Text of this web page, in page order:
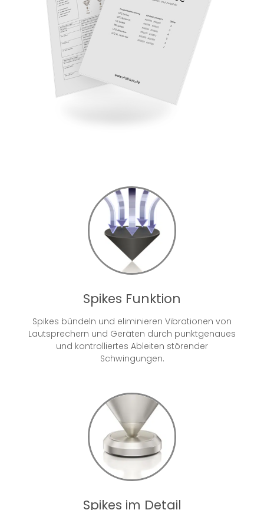
Spikes Funktion
Spikes bündeln und eliminieren Vibrationen von
Lautsprechern und Geräten durch punktgenaues
und kontrolliertes Ableiten störender
Schwingungen.
Spikes im Detail